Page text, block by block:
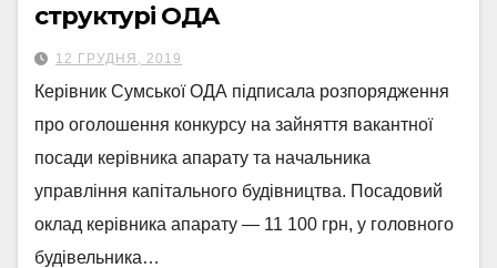
структурі ОДА
12 ГРУДНЯ, 2019
Керівник Сумської ОДА підписала розпорядження
про оголошення конкурсу на зайняття вакантної
посади керівника апарату та начальника
управління капітального будівництва. Посадовий
оклад керівника апарату — 11 100 грн, у головного
будівельника…